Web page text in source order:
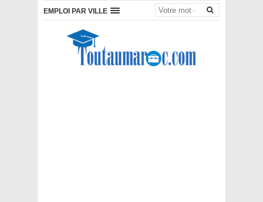
EMPLOI PAR VILLE